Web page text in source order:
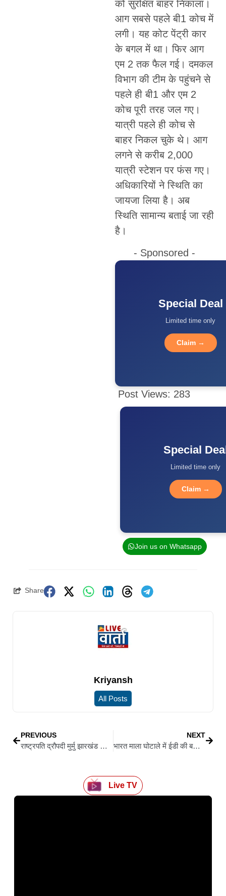
को सुरक्षित बाहर निकाला।
आग सबसे पहले बी1 कोच में
लगी। यह कोट पेंट्री कार
के बगल में था। फिर आग
एम 2 तक फैल गई। दमकल
विभाग की टीम के पहुंचने से
पहले ही बी1 और एम 2
कोच पूरी तरह जल गए।
यात्री पहले ही कोच से
बाहर निकल चुके थे। आग
लगने से करीब 2,000
यात्री स्टेशन पर फंस गए।
अधिकारियों ने स्थिति का
जायजा लिया है। अब
स्थिति सामान्य बताई जा रही
है।
- Sponsored -
Special Deal
Limited time only
Claim →
Post Views: 283
Special
Limited time only
Claim →
Join us on Whatsapp
Share
Kriyansh
All Posts
PREVIOUS
राष्ट्रपति द्रौपदी मुर्मु झारखंड दौरे पर पहुंचीं रांची, तीन दिनों के लिए शहर में कड़ी सुरक्षा
NEXT
भारत माला घोटाले में ईडी की बड़ी कार्रवाई, रायपुर से लेकर महासमुंद तक छापे
Live TV